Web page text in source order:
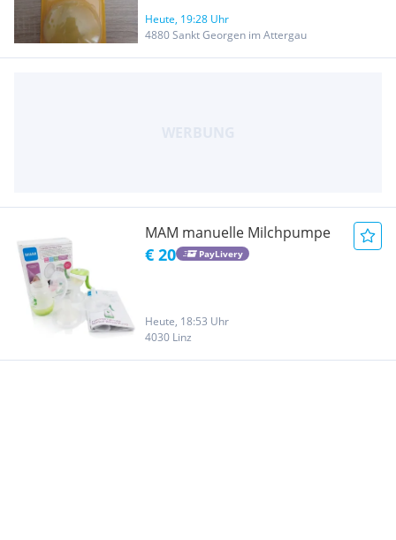
Heute, 19:28 Uhr
4880 Sankt Georgen im Attergau
MAM manuelle Milchpumpe
€ 20 PayLivery
Heute, 18:53 Uhr
4030 Linz